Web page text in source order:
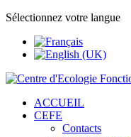
Sélectionnez votre langue
ACCUEIL
CEFE
Contacts